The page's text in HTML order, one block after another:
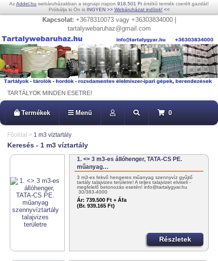
AzAddel.hu webáruházakban a tegnapi napon 918.501 Ft értékű termék cserélt gazdát!
Próbálja ki Ön is INGYEN >> Webáruházat indítok! <<
Kapcsolat: +3678310073 vagy +36303834000 |
tartalywebaruhaz@gmail.com
TARTÁLYOK MINDEN ESETRE!
Termékek Menü 0
Főoldal > 1 m3 víztartály
Keresés - 1 m3 víztartály
1. <> 3 m3-es állóhenger, TATA-CS PE.
műanyag…
3 m3-es fekvő hengeres műanyag szennyvíz gyűjtő
tartály talajvizes területre! A teljes talajvizet elviseli -
megfelelő betonozás esetén! info@tartalygyar.hu
30/383-4000
Ár: 739.500 Ft + Áfa
(Br. 939.165 Ft)
Részletek